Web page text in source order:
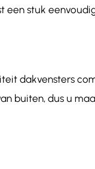
een stuk
dakvensters
buiten, dus u